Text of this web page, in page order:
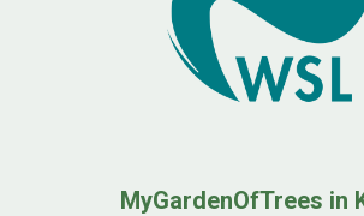
MyGardenOfTrees in